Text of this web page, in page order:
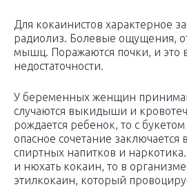
Для кокаинистов характерное
радиолиз. Болевые ощущения,
мышц. Поражаются почки, и это
недостаточности.
У беременных женщин
случаются выкидыши и
рождается ребенок, то с
опасное сочетание заключается
спиртных напитков и
и нюхать кокаин, то в организме
этилкокаин, который